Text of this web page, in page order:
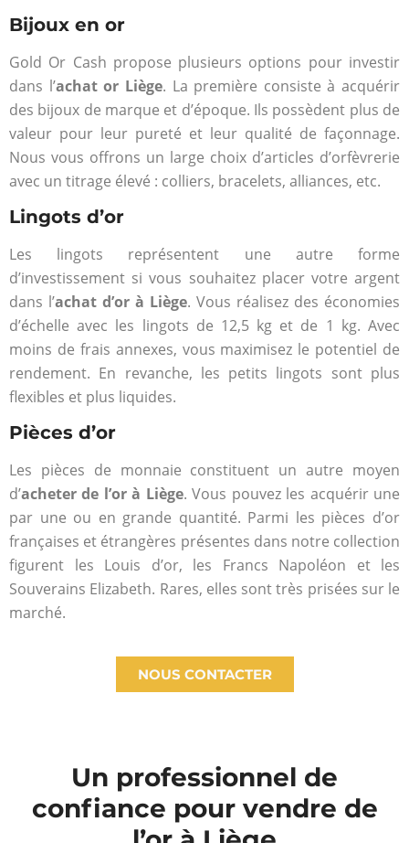
Bijoux en or
Gold Or Cash propose plusieurs options pour investir
dans l’achat or Liège. La première consiste à acquérir
des bijoux de marque et d’époque. Ils possèdent plus de
valeur pour leur pureté et leur qualité de façonnage.
Nous vous offrons un large choix d’articles d’orfèvrerie
avec un titrage élevé : colliers, bracelets, alliances, etc.
Lingots d’or
Les lingots représentent une autre forme
d’investissement si vous souhaitez placer votre argent
dans l’achat d’or à Liège. Vous réalisez des économies
d’échelle avec les lingots de 12,5 kg et de 1 kg. Avec
moins de frais annexes, vous maximisez le potentiel de
rendement. En revanche, les petits lingots sont plus
flexibles et plus liquides.
Pièces d’or
Les pièces de monnaie constituent un autre moyen
d’acheter de l’or à Liège. Vous pouvez les acquérir une
par une ou en grande quantité. Parmi les pièces d’or
françaises et étrangères présentes dans notre collection
figurent les Louis d’or, les Francs Napoléon et les
Souverains Elizabeth. Rares, elles sont très prisées sur le
marché.
NOUS CONTACTER
Un professionnel de
confiance pour vendre de